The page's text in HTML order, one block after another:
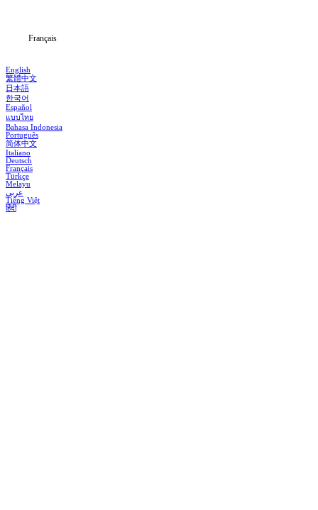
Français
English
繁體中文
日本語
한국어
Español
แบบไทย
Bahasa Indonesia
Português
简体中文
Italiano
Deutsch
Français
Türkçe
Melayu
عربي
Tiếng Việt
हिंदी